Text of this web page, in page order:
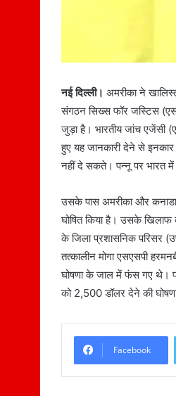
नई दिल्ली। अमरीका ने
संगठन सिख्स फॉर जस्टिस
जुड़ा है। भारतीय जांच एजेंसी
हुए यह जानकारी देने से
नहीं दे सकते। पन्नू पर भारत
उसके पास अमरीका और कनाडा
घोषित किया है। उसके खिलाफ
के जिला प्रशासनिक परिसर
तत्कालीन मोगा एसएसपी
घोषणा के जाल में फंस गए थे।
को 2,500 डॉलर देने की
Facebook